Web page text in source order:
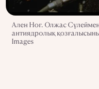
Ален Ног. Олжас
антиядролық
Images